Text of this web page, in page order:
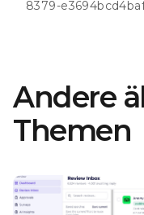
8379-
Andere
Themen